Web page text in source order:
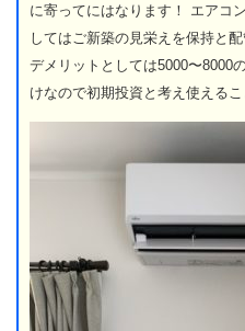
に寄ってにはなります！ エアコ
してはご新築の見栄えを保持と
デメリットとしては5000〜8000
けなので初期投資と考え使える